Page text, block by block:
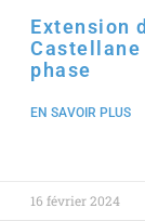
Extension
phase
EN SAVOIR PLUS
16 février 2024